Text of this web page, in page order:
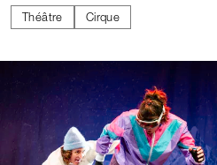
Théâtre Cirque